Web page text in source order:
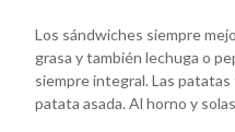
Los sándwiches siempre
grasa y también lechuga o
siempre integral. Las
patata asada. Al horno y